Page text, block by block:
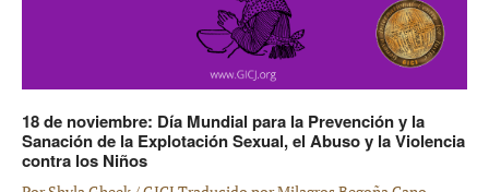
18 de noviembre: Día Mundial para la Prevención y la
Sanación de la Explotación Sexual, el Abuso y la Violencia
contra los Niños